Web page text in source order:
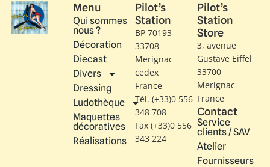
Menu
Qui sommes
nous ?
Décoration
Diecast
Divers
Dressing
Ludothèque
Maquettes
décoratives
Réalisations
Pilot’s
Station
BP 70193
33708
Merignac
cedex
France
Tél. (+33)0 556
348 708
Fax (+33)0 556
343 224
Pilot’s
Station
Store
3, avenue
Gustave Eiffel​
33700
Merignac
France
Contact
Service
clients / SAV
Atelier
Fournisseurs